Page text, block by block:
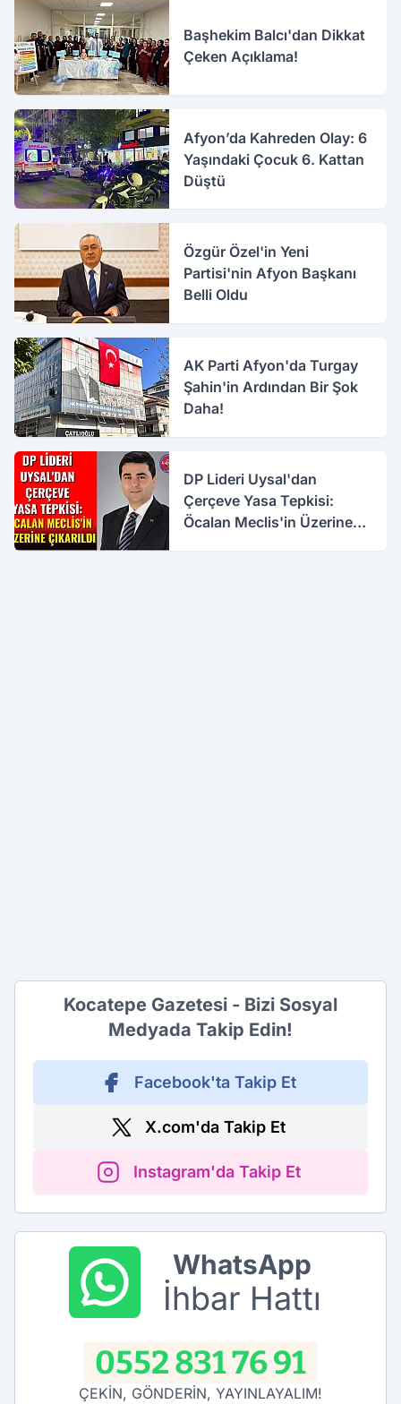
Başhekim Balcı'dan Dikkat
Çeken Açıklama!
Afyon’da Kahreden Olay: 6
Yaşındaki Çocuk 6. Kattan
Düştü
Özgür Özel'in Yeni
Partisi'nin Afyon Başkanı
Belli Oldu
AK Parti Afyon'da Turgay
Şahin'in Ardından Bir Şok
Daha!
DP Lideri Uysal'dan
Çerçeve Yasa Tepkisi:
Öcalan Meclis'in Üzerine
Kocatepe Gazetesi - Bizi Sosyal
Medyada Takip Edin!
Facebook'ta Takip Et
X.com'da Takip Et
Instagram'da Takip Et
WhatsApp
İhbar Hattı
0552 831 76 91
ÇEKİN, GÖNDERİN, YAYINLAYALIM!